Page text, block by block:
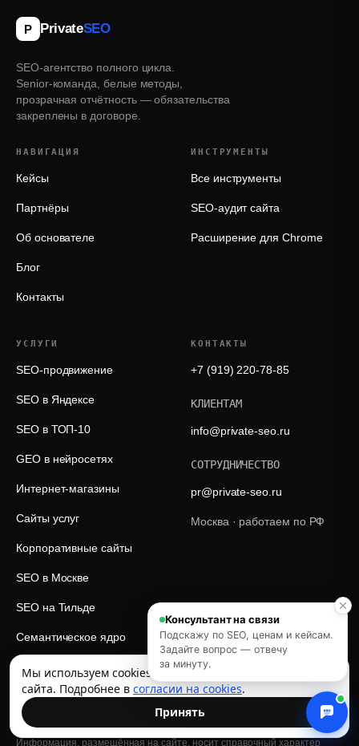
P PrivateSEO
SEO-агентство полного цикла.
Senior‑команда, белые методы,
прозрачная отчётность — обязательства
закреплены в договоре.
НАВИГАЦИЯ
Кейсы
Партнёры
Об основателе
Блог
Контакты
ИНСТРУМЕНТЫ
Все инструменты
SEO-аудит сайта
Расширение для Chrome
УСЛУГИ
SEO-продвижение
SEO в Яндексе
SEO в ТОП-10
GEO в нейросетях
Интернет-магазины
Сайты услуг
Корпоративные сайты
SEO в Москве
SEO на Тильде
Семантическое ядро
Скорость загрузки
Цены на SEO
КОНТАКТЫ
+7 (919) 220-78-85
КЛИЕНТАМ
info@private-seo.ru
СОТРУДНИЧЕСТВО
pr@private-seo.ru
Москва · работаем по РФ
Информация, размещённая на сайте, носит справочный характер
Мы используем cookies для аналитики и улучшения
сайта. Подробнее в согласии на cookies.
Принять
Консультант на связи
Подскажу по SEO, ценам и кейсам.
Задайте вопрос — отвечу
за минуту.